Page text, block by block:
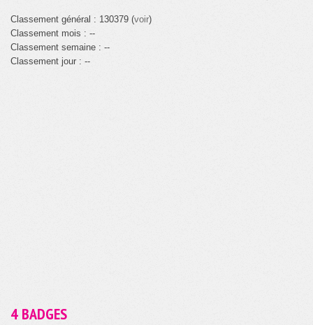
Classement général : 130379 (voir)
Classement mois : --
Classement semaine : --
Classement jour : --
4 BADGES